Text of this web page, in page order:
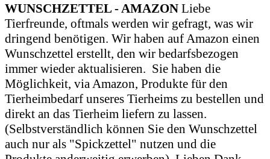
WUNSCHZETTEL - AMAZON Liebe
Tierfreunde, oftmals werden wir gefragt, was wir
dringend benötigen. Wir haben auf Amazon einen
Wunschzettel erstellt, den wir bedarfsbezogen
immer wieder aktualisieren. Sie haben die
Möglichkeit, via Amazon, Produkte für den
Tierheimbedarf unseres Tierheims zu bestellen und
direkt an das Tierheim liefern zu lassen.
(Selbstverständlich können Sie den Wunschzettel
auch nur als "Spickzettel" nutzen und die